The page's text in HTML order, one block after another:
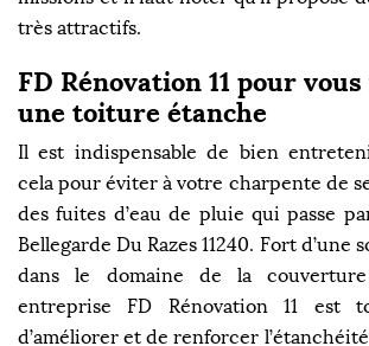
très attractifs.
FD Rénovation 11 pour
une toiture étanche
Il est indispensable de bien
cela pour éviter à votre charpente de
des fuites d’eau de pluie qui passe
Bellegarde Du Razes 11240. Fort d’une
dans le domaine de la
entreprise FD Rénovation 11 est
d’améliorer et de renforcer